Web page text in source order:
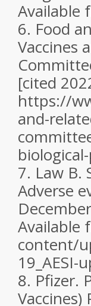
Available
6. Food
Vaccines
[cited
https://
and-
7. Law B.
Adverse
Available
content/
19_AESI-
8. Pfizer.